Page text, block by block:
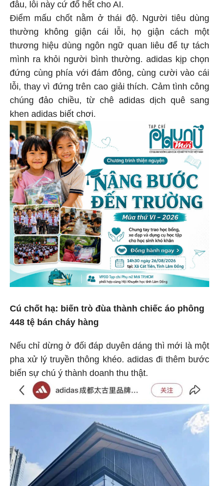
đâu, lỗi này cứ đổ hết cho AI.
Điểm mấu chốt nằm ở thái độ. Người tiêu dùng
thường không giận cái lỗi, họ giận cách một
thương hiệu dùng ngôn ngữ quan liêu để tự tách
mình ra khỏi người bình thường. adidas kịp chọn
đứng cùng phía với đám đông, cùng cười vào cái
lỗi, thay vì đứng trên cao giải thích. Cảm tình công
chúng đảo chiều, từ chê adidas dịch quê sang
khen adidas biết chơi.
Cú chốt hạ: biến trò đùa thành chiếc áo phông
448 tệ bán cháy hàng
Nếu chỉ dừng ở đối đáp duyên dáng thì mới là một
pha xử lý truyền thông khéo. adidas đi thêm bước
biến sự chú ý thành doanh thu thật.